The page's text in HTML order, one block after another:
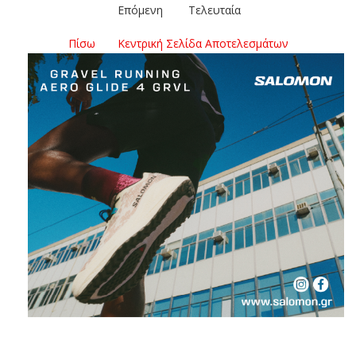
Επόμενη Τελευταία
Πίσω Κεντρική Σελίδα Αποτελεσμάτων